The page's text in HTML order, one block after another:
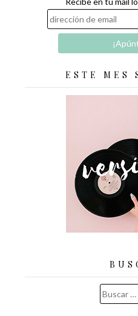
ESTE MES
Buscar: